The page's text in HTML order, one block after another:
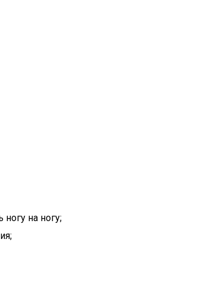
на ногу;